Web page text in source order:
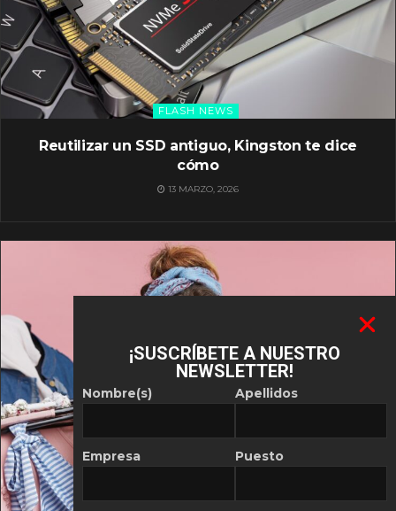
FLASH NEWS
Reutilizar un SSD antiguo, Kingston te dice
cómo
13 MARZO, 2026
¡SUSCRÍBETE A NUESTRO
NEWSLETTER!
Nombre(s)
Empresa
Apellidos
Puesto